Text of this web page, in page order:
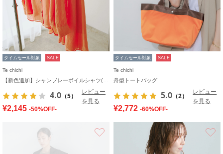
タイムセール対象 SALE
Te chichi
4.0 （5）
レビュー
を見る
¥2,145 -50%OFF-
タイムセール対象 SALE
Te chichi
舟型トートバッグ
5.0 （2）
レビュー
を見る
¥2,772 -60%OFF-